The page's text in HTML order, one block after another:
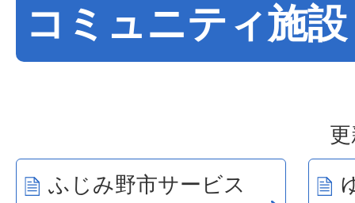
コミュニティ施設
ふじみ野市サービス